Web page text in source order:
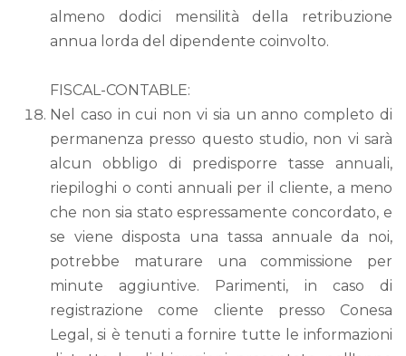
almeno dodici mensilità della retribuzione
annua lorda del dipendente coinvolto.
FISCAL-CONTABLE:
Nel caso in cui non vi sia un anno completo di
permanenza presso questo studio, non vi sarà
alcun obbligo di predisporre tasse annuali,
riepiloghi o conti annuali per il cliente, a meno
che non sia stato espressamente concordato, e
se viene disposta una tassa annuale da noi,
potrebbe maturare una commissione per
minute aggiuntive. Parimenti, in caso di
registrazione come cliente presso Conesa
Legal, si è tenuti a fornire tutte le informazioni